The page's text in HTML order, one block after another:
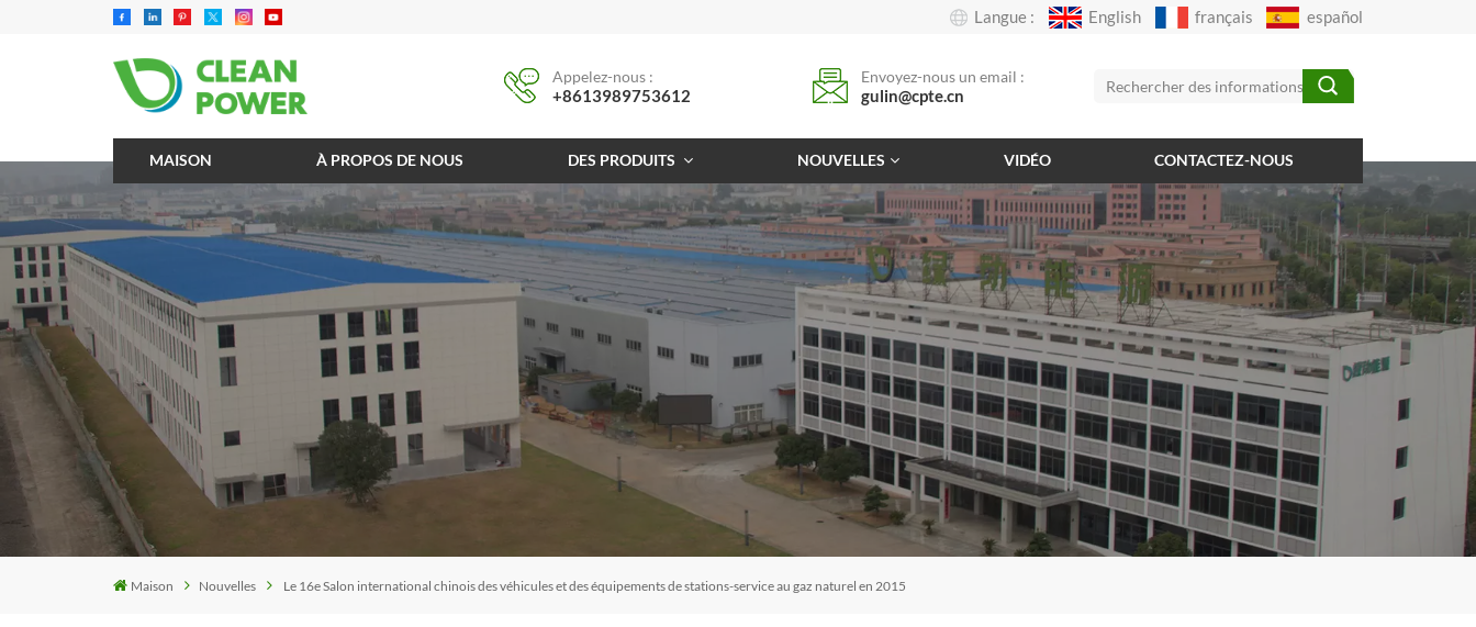
Langue : English français español
Appelez-nous :
+8613989753612
Envoyez-nous un email :
gulin@cpte.cn
MAISON À PROPOS DE NOUS DES PRODUITS NOUVELLES VIDÉO CONTACTEZ-NOUS
Maison Nouvelles Le 16e Salon international chinois des véhicules et des équipements de stations-service au gaz naturel en 2015